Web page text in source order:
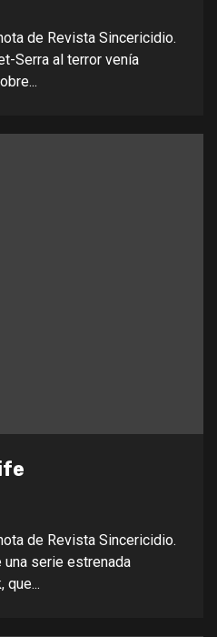
de Revista Sincericidio.
Serra al terror venía
de Revista Sincericidio.
una serie estrenada
que...